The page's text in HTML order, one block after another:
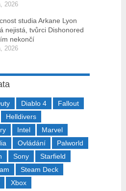
2026
studia Arkane Lyon
nejistá, tvůrci Dishonored
nekončí
2026
Diablo 4
Fallout
Helldivers
Intel
Marvel
Ovládání
Palworld
Sony
Starfield
Steam Deck
Xbox